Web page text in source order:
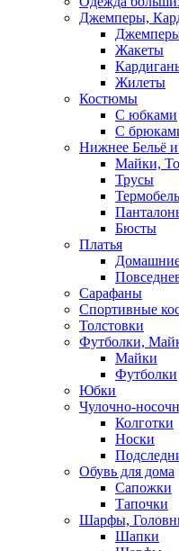
Джемперы,
Жакеты
Жилеты
Костюмы
С юбками
С
Нижнее Бельё
Майки,
Трусы
Бюсты
Платья
Сарафаны
Спортивные
Толстовки
Футболки,
Майки
Футболки
Юбки
Чулочно-
Колготки
Носки
Обувь для дома
Сапожки
Тапочки
Шарфы,
Шапки